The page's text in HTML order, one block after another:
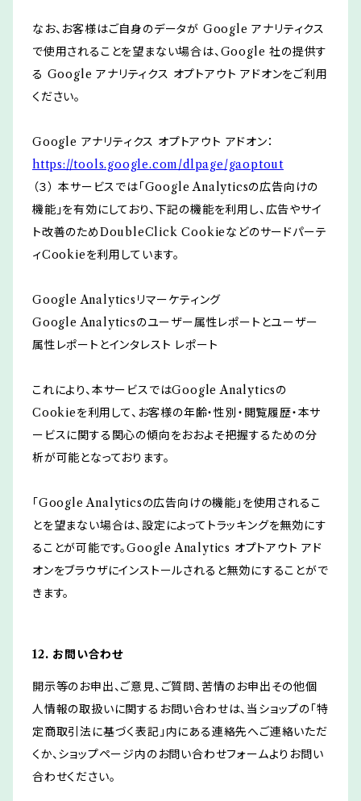
なお、お客様はご自身のデータが Google アナリティクス
で使用されることを望まない場合は、Google 社の提供す
る Google アナリティクス オプトアウト アドオンをご利用
ください。
Google アナリティクス オプトアウト アドオン：
https://tools.google.com/dlpage/gaoptout
（３） 本サービスでは「Google Analyticsの広告向けの
機能」を有効にしており、下記の機能を利用し、広告やサイ
ト改善のためDoubleClick Cookieなどのサードパーテ
ィCookieを利用しています。
Google Analyticsリマーケティング
Google Analyticsのユーザー属性レポートとユーザー
属性レポートとインタレスト レポート
これにより、本サービスではGoogle Analyticsの
Cookieを利用して、お客様の年齢・性別・閲覧履歴・本サ
ービスに関する関心の傾向をおおよそ把握するための分
析が可能となっております。
「Google Analyticsの広告向けの機能」を使用されるこ
とを望まない場合は、設定によってトラッキングを無効にす
ることが可能です。Google Analytics オプトアウト アド
オンをブラウザにインストールされると無効にすることがで
きます。
12. お問い合わせ
開示等のお申出、ご意見、ご質問、苦情のお申出その他個
人情報の取扱いに関するお問い合わせは、当ショップの「特
定商取引法に基づく表記」内にある連絡先へご連絡いただ
くか、ショップページ内のお問い合わせフォームよりお問い
合わせください。